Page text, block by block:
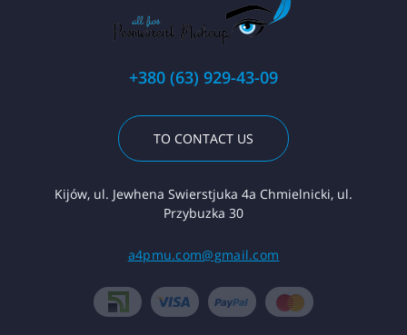
+380 (63) 929-43-09
TO CONTACT US
Kijów, ul. Jewhena Swierstjuka 4a Chmielnicki, ul.
Przybuzka 30
a4pmu.com@gmail.com